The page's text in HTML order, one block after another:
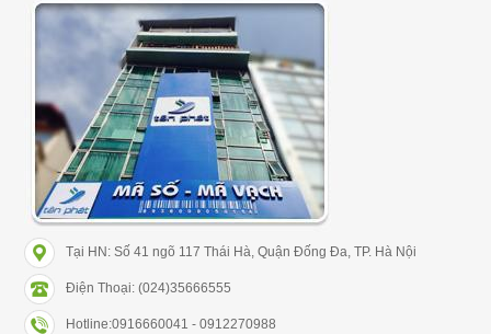
Tại HN: Số 41 ngõ 117 Thái Hà, Quận Đống Đa, TP. Hà Nội
Điện Thoại: (024)35666555
Hotline:0916660041 - 0912270988